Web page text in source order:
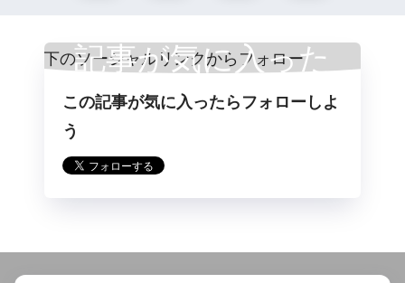
記事が気に入った
らフォロー
この記事が気に入ったらフォローしよ
う